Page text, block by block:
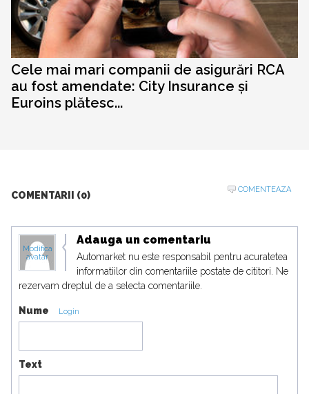
Cele mai mari companii de asigurări RCA
au fost amendate: City Insurance și
Euroins plătesc...
COMENTARII (0)
COMENTEAZA
Modifica
avatar
Adauga un comentariu
Automarket nu este responsabil pentru acuratetea
informatiilor din comentariile postate de cititori. Ne
rezervam dreptul de a selecta comentariile.
Nume Login
Text